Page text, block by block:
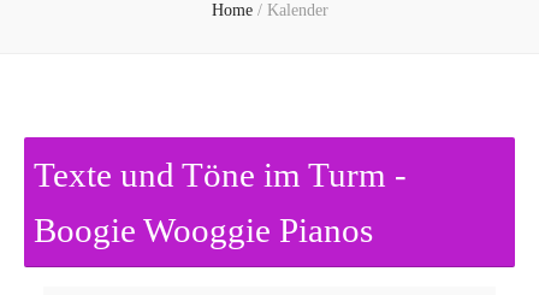
Home / Kalender
Texte und Töne im Turm -
Boogie Wooggie Pianos